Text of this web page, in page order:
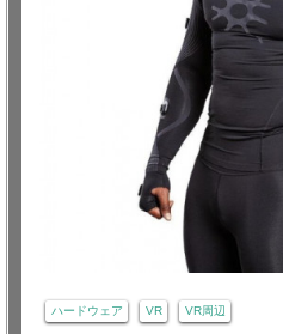
ハードウェア VR VR周辺